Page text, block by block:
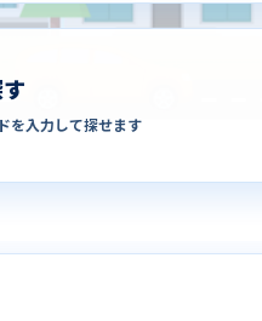
を入力して探せます